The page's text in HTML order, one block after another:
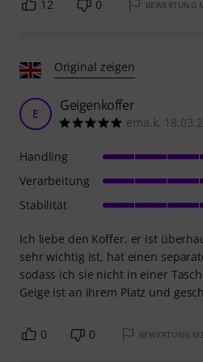
12 0 BEWERTUNG
Original zeigen
E Geigenkoffer
ema.k.
Ich liebe den Koffer, er ist
sehr wichtig ist, hat einen
sodass ich sie nicht in einer
Geige ist an ihrem Platz und
Handling
Verarbeitung
Stabilität
0 0 BEWERTUNG